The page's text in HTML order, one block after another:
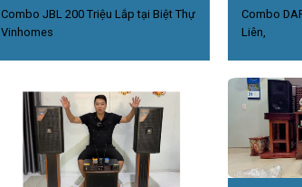
Combo JBL 200 Triệu Lắp tại Biệt Thự
Vinhomes
Combo
Liên,